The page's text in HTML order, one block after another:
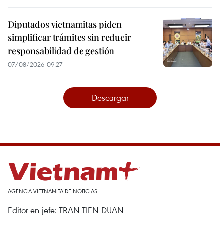
Diputados vietnamitas piden
simplificar trámites sin reducir
responsabilidad de gestión
07/08/2026 09:27
Descargar
AGENCIA VIETNAMITA DE NOTICIAS
Editor en jefe: TRAN TIEN DUAN